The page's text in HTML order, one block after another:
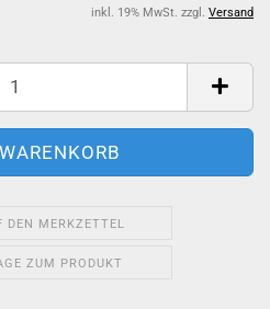
inkl. 19% MwSt. zzgl. Versand
DEN MERKZETTEL
ZUM PRODUKT